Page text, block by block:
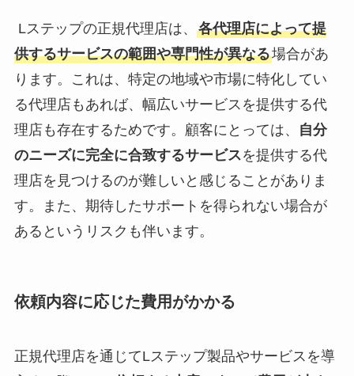
Lステップの正規代理店は、 各代理店によって提
供するサービスの範囲や専門性が異なる場合があ
ります。これは、特定の地域や市場に特化してい
る代理店もあれば、幅広いサービスを提供する代
理店も存在するためです。顧客にとっては、
自分
のニーズに完全に合致するサービスを提供する代
理店を見つけるのが難しいと感じることがありま
す。また、期待したサポートを得られない場合が
あるというリスクも伴います。
依頼内容に応じた費用がかかる
正規代理店を通じてLステップ製品やサービスを導